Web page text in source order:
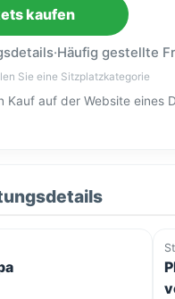
kaufen
·Häufig gestellte
Sie eine Sitzplatzkategorie
Kauf auf der Website eines